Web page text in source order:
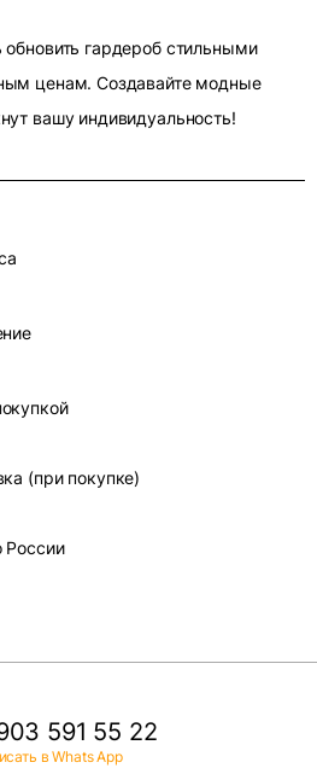
гардероб стильными
ценам. Создавайте модные
вашу индивидуальность!
(при покупке)
России
591 55 22
в Whats App